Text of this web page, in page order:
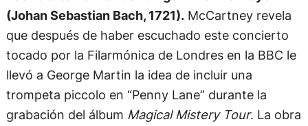
(Johan Sebastian Bach, 1721).McCartney revela
que después de haber escuchado este concierto
tocado por la Filarmónica de Londres en la BBC le
llevó a George Martin la idea de incluir una
trompeta piccolo en “Penny Lane” durante la
grabación del álbum Magical Mistery Tour. La obra